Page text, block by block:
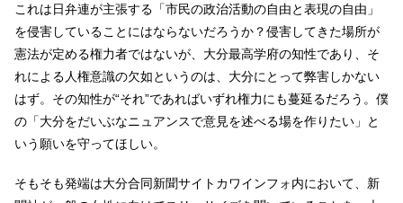
これは日弁連が主張する「市民の政治活動の自由と表現の自由」
を侵害していることにはならないだろうか？侵害してきた場所が
憲法が定める権力者ではないが、大分最高学府の知性であり、そ
れによる人権意識の欠如というのは、大分にとって弊害しかない
はず。その知性が“それ”であればいずれ権力にも蔓延るだろう。僕
の「大分をだいぶなニュアンスで意見を述べる場を作りたい」と
いう願いを守ってほしい。
そもそも発端は大分合同新聞サイトカワインフォ内において、新